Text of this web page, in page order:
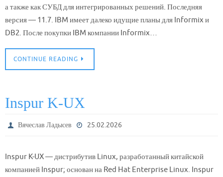
а также как СУБД для интегрированных решений. Последняя
версия — 11.7. IBM имеет далеко идущие планы для Informix и
DB2. После покупки IBM компании Informix…
CONTINUE READING
Inspur K-UX
Вячеслав Ладысев 25.02.2026
Inspur K-UX — дистрибутив Linux, разработанный китайской
компанией Inspur; основан на Red Hat Enterprise Linux. Inspur